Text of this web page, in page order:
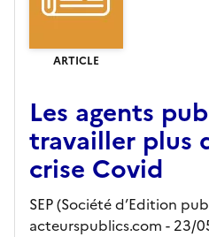
ARTICLE
Les agents
travailler plus
crise Covid
SEP (Société d’Edition
acteurspublics.com - 23/